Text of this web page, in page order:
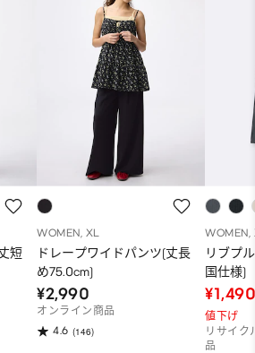
短
WOMEN, XL
ドレープワイドパンツ(丈長
め75.0cm)
¥2,990
オンライン商品
4.6 (146)
WOMEN,
リブプ
国仕様)
値下げ
リサイク
品